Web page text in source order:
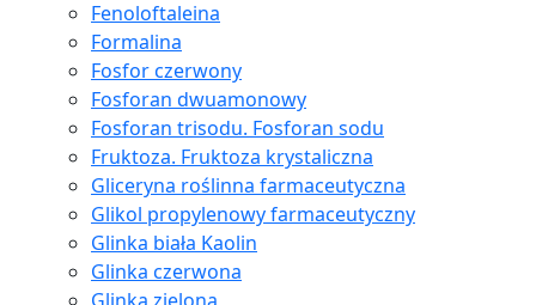
Fenoloftaleina
Formalina
Fosfor czerwony
Fosforan dwuamonowy
Fosforan trisodu. Fosforan sodu
Fruktoza. Fruktoza krystaliczna
Gliceryna roślinna farmaceutyczna
Glikol propylenowy farmaceutyczny
Glinka biała Kaolin
Glinka czerwona